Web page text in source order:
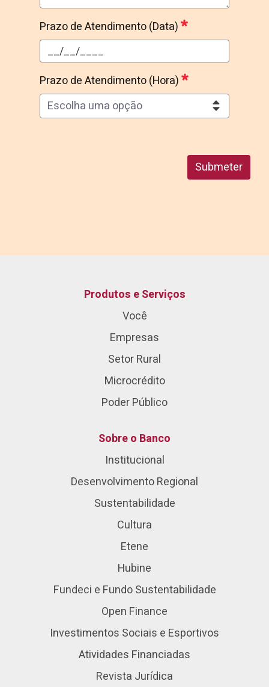
Prazo de Atendimento (Data)
Obrigatório
Prazo de Atendimento (Hora)
Escolha uma opção
Submeter
Produtos e Serviços
Você
Empresas
Setor Rural
Microcrédito
Poder Público
Sobre o Banco
Institucional
Desenvolvimento Regional
Sustentabilidade
Cultura
Etene
Hubine
Fundeci e Fundo Sustentabilidade
Open Finance
Investimentos Sociais e Esportivos
Atividades Financiadas
Revista Jurídica